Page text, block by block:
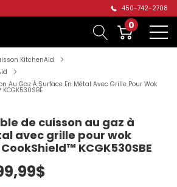
450-742-2708
0
KitchenAid
Au Gaz À Surface En Métal Avec Grille Pour Wok
de cuisson au gaz à
avec grille pour wok
KCGK530SBE